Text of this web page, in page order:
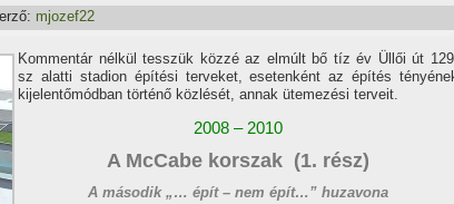
mjozef22
Kommentár nélkül tesszük közzé az elmúlt bő tí­z év Üllői út
sz alatti stadion épí­tési terveket, esetenként az épí­tés
kijelentőmódban történő közlését, annak ütemezési terveit.
2008 – 2010
A McCabe korszak (1. rész)
A második „… épí­t – nem épí­t…” huzavona